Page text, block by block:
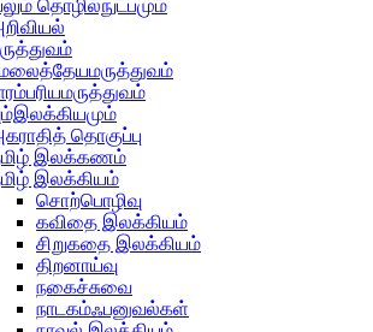
தொழில்நுட்பமும்
தொகுப்பு
இலக்கணம்
இலக்கியம்
சொற்பொழிவு
கவிதை இலக்கியம்
சிறுகதை இலக்கியம்
திறனாய்வு
நகைச்சுவை
நாடகம்ஃபனுவல்கள்